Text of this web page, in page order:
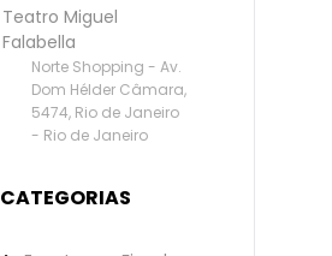
Teatro Miguel
Falabella
Norte Shopping - Av.
Dom Hélder Câmara,
5474, Rio de Janeiro
- Rio de Janeiro
CATEGORIAS